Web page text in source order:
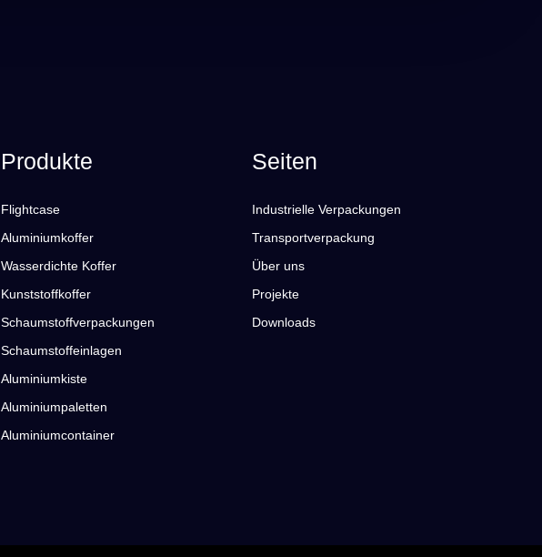
Produkte
Flightcase
Aluminiumkoffer
Wasserdichte Koffer
Kunststoffkoffer
Schaumstoffverpackungen
Schaumstoffeinlagen
Aluminiumkiste
Aluminiumpaletten
Aluminiumcontainer
Seiten
Industrielle Verpackungen
Transportverpackung
Über uns
Projekte
Downloads